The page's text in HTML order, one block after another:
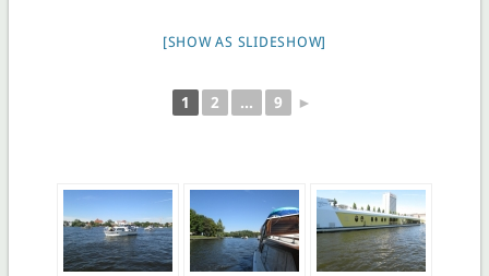
[SHOW AS SLIDESHOW]
1 2 ... 9 ►